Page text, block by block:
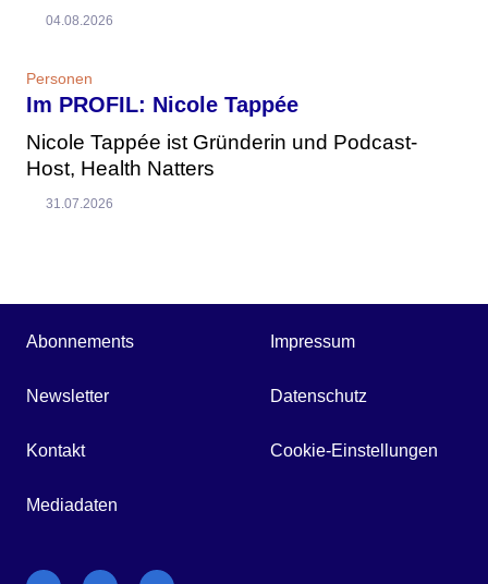
04.08.2026
Personen
Im PROFIL: Nicole Tappée
Nicole Tappée ist Gründerin und Podcast-
Host, Health Natters
31.07.2026
Abonnements
Newsletter
Kontakt
Mediadaten
Impressum
Datenschutz
Cookie-Einstellungen